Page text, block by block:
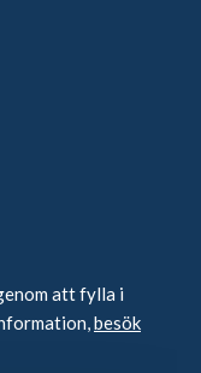
att fylla i
besök